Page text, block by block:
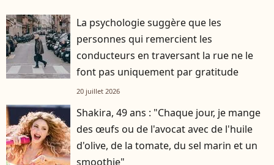
La psychologie suggère que les
personnes qui remercient les
conducteurs en traversant la rue ne le
font pas uniquement par gratitude
20 juillet 2026
Shakira, 49 ans : "Chaque jour, je mange
des œufs ou de l'avocat avec de l'huile
d'olive, de la tomate, du sel marin et un
smoothie"